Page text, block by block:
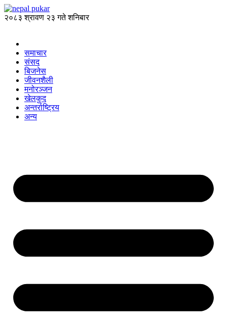
२०८३ श्रावण २३ गते शनिबार
समाचार
संसद
बिजनेस
जीवनशैली
मनोरञ्जन
खेलकुद
अन्तर्राष्ट्रिय
अन्य